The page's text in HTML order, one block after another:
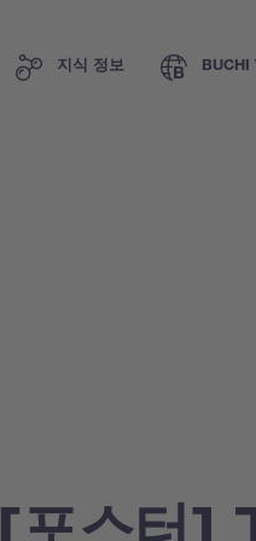
지식 정보 BUCHI
[포스터